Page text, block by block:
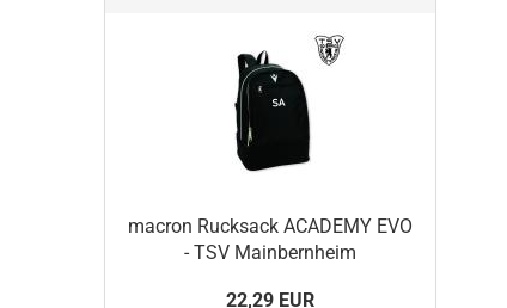
macron Rucksack ACADEMY EVO
- TSV Mainbernheim
22,29 EUR